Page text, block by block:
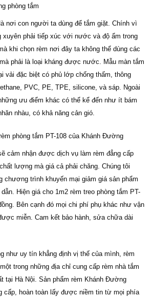
phòng tắm
nơi con người ta dùng để tắm giặt. Chính vì
phải tiếp xúc với nước và độ ẩm trong
khi chọn rèm nơi đây ta không thể dùng các
phải là loại kháng được nước. Mẫu màn tắm
vải đặc biệt có phủ lớp chống thấm, thông
PVC, PE, TPE, silicone, và sáp. Ngoài
ưu điểm khác có thể kể đến như ít bám
nhàu, có khả năng cản gió.
phòng tắm PT-108 của Khánh Đường
cảm nhận được dịch vụ làm rèm đẳng cấp
lượng mà giá cả phải chăng. Chúng tôi
chương trình khuyến mại giảm giá sản phẩm
Hiện giá cho 1m2 rèm treo phòng tắm PT-
Bên cạnh đó mọi chi phí phụ khác như vận
miễn. Cam kết bảo hành, sửa chữa dài
như uy tín khẳng định vị thế của mình, rèm
trong những địa chỉ cung cấp rèm nhà tắm
tại Hà Nội. Sản phẩm rèm Khánh Đường
cấp, hoàn toàn lấy được niềm tin từ mọi phía